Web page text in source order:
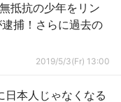
抵抗の少年をリン
捕！さらに過去の
2019/5/3(Fr) 13:00
日本人じゃなくなる